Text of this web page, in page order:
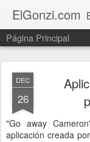
ElGonzi.com
Página Principal
DEC
26
"Go away
aplicación creada